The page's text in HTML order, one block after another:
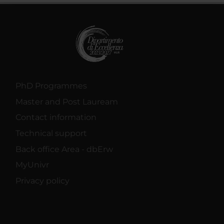
raccolto dal tuo utilizzo dei loro servizi.
PhD Programmes
Master and Post Lauream
Contact information
Technical support
Back office Area - dbErw
MyUnivr
Privacy policy